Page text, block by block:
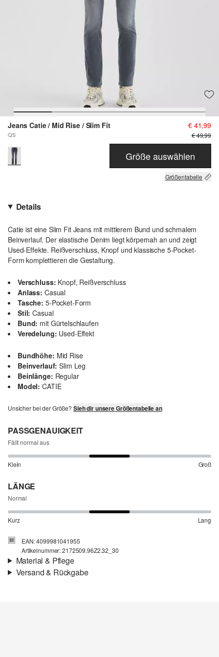
Jeans Catie / Mid Rise / Slim Fit
QS
€ 41,99
€ 49,99
Größe auswählen
Größentabelle
Details
Catie ist eine Slim Fit Jeans mit mittlerem Bund und schmalem
Beinverlauf. Der elastische Denim liegt körpernah an und zeigt
Used-Effekte. Reißverschluss, Knopf und klassische 5-Pocket-
Form komplettieren die Gestaltung.
Verschluss: Knopf, Reißverschluss
Anlass: Casual
Tasche: 5-Pocket-Form
Stil: Casual
Bund: mit Gürtelschlaufen
Veredelung: Used-Effekt
Bundhöhe: Mid Rise
Beinverlauf: Slim Leg
Beinlänge: Regular
Model: CATIE
Unsicher bei der Größe? Sieh dir unsere Größentabelle an
PASSGENAUIGKEIT
Fällt normal aus
Klein Groß
LÄNGE
Normal
Kurz Lang
EAN: 4099981041955
Artikelnummer: 2172509.96Z2.32_30
Material & Pflege
Versand & Rückgabe